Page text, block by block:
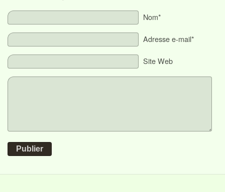
Nom*
Adresse e-mail*
Site Web
Publier